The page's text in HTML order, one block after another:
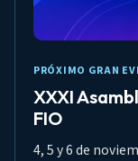
PRÓXIMO GRAN
XXXI
FIO
4, 5 y 6 de